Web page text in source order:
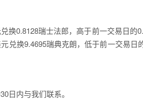
0.8128瑞士法郎，高于前一交易日的
兑换9.4695瑞典克朗，低于前一交易日
日内与我们联系。